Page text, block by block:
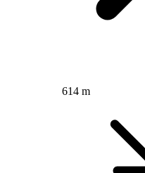
614 m